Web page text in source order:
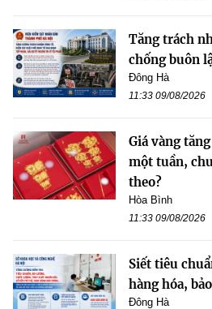
Tăng trách
chống buôn
Đông Hà
11:33 09/08/2026
Giá vàng
một tuần,
theo?
Hòa Bình
11:33 09/08/2026
Siết tiêu
hàng hóa,
Đông Hà